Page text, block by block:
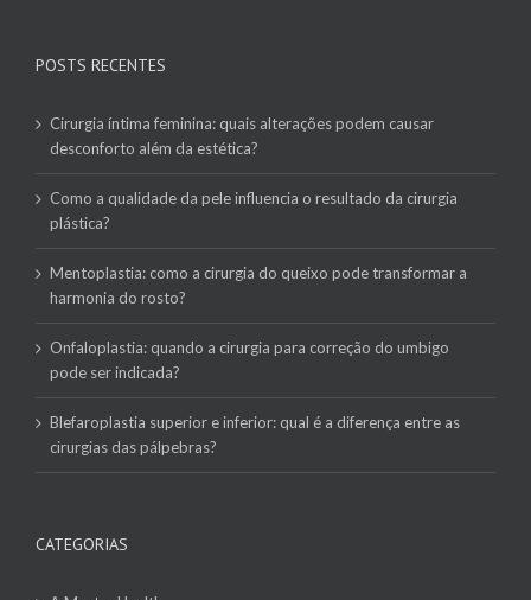
POSTS RECENTES
Cirurgia íntima feminina: quais alterações podem causar
desconforto além da estética?
Como a qualidade da pele influencia o resultado da cirurgia
plástica?
Mentoplastia: como a cirurgia do queixo pode transformar a
harmonia do rosto?
Onfaloplastia: quando a cirurgia para correção do umbigo
pode ser indicada?
Blefaroplastia superior e inferior: qual é a diferença entre as
cirurgias das pálpebras?
CATEGORIAS